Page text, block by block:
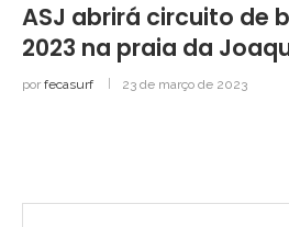
ASJ abrirá circuito de
2023 na praia da
por fecasurf 23 de março de 2023